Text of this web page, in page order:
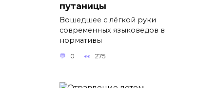
путаницы
Вошедшее с лёгкой руки
современных языковедов в
нормативы
0 275